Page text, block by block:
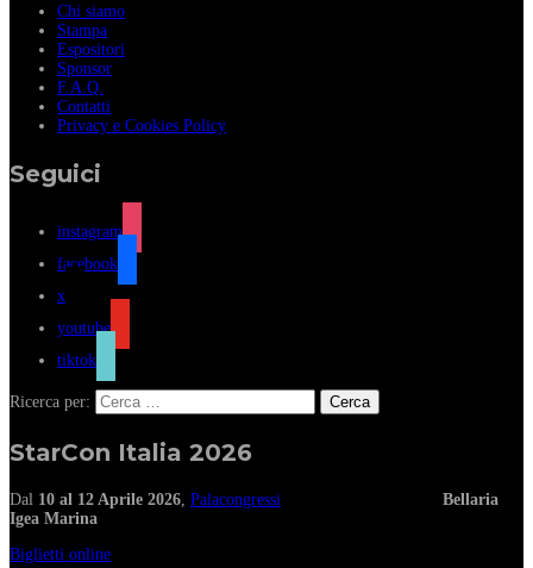
Chi siamo
Stampa
Espositori
Sponsor
F.A.Q.
Contatti
Privacy e Cookies Policy
Seguici
instagram
facebook
x
youtube
tiktok
Ricerca per:
StarCon Italia 2026
Dal 10 al 12 Aprile 2026 Palacongressi
Bellaria
Igea Marina
Biglietti online